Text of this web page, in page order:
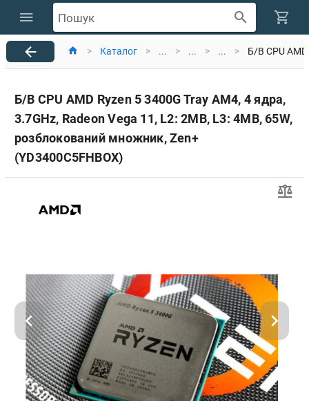
Пошук
> Каталог > ... > ... > ... > Б/В CPU
Б/В CPU AMD Ryzen 5 3400G Tray AM4, 4 ядра,
3.7GHz, Radeon Vega 11, L2: 2MB, L3: 4MB, 65W,
розблокований множник, Zen+
(YD3400C5FHBOX)